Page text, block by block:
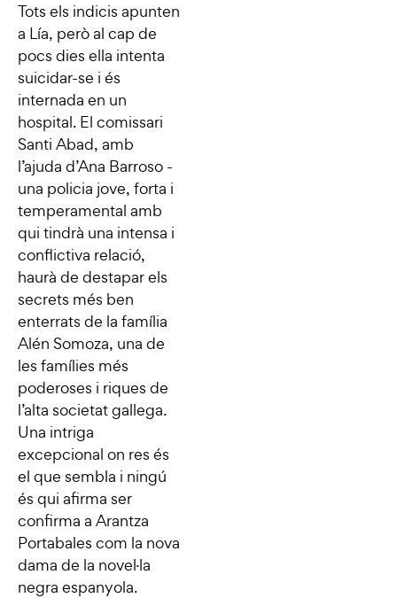
Tots els indicis apunten
a Lía, però al cap de
pocs dies ella intenta
suicidar-se i és
internada en un
hospital. El comissari
Santi Abad, amb
l’ajuda d’Ana Barroso -
una policia jove, forta i
temperamental amb
qui tindrà una intensa i
conflictiva relació,
haurà de destapar els
secrets més ben
enterrats de la família
Alén Somoza, una de
les famílies més
poderoses i riques de
l’alta societat gallega.
Una intriga
excepcional on res és
el que sembla i ningú
és qui afirma ser
confirma a Arantza
Portabales com la nova
dama de la novel·la
negra espanyola.